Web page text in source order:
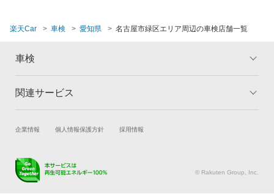
楽天Car 車検 愛知県 名古屋市緑区エリア周辺の車検店舗一覧
車検
トップ
車検の基礎知識 キャンペーン一覧
関連サービス
試乗・商談 新車購入
キズ修理予約
メンテナンス管理
企業情報 個人情報保護方針 採用情報
© Rakuten Group, Inc.